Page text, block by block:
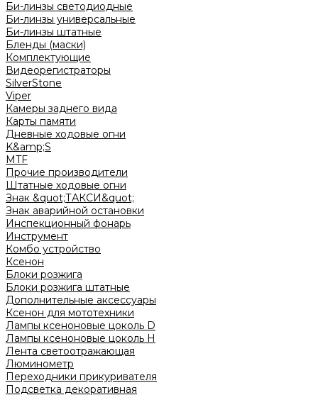
Би-линзы светодиодные
Би-линзы универсальные
Би-линзы штатные
Бленды (маски)
Комплектующие
Видеорегистраторы
SilverStone
Viper
Камеры заднего вида
Карты памяти
Дневные ходовые огни
K&amp;S
MTF
Прочие производители
Штатные ходовые огни
Знак &quot;ТАКСИ&quot;
Знак аварийной остановки
Инспекционный фонарь
Инструмент
Комбо устройство
Ксенон
Блоки розжига
Блоки розжига штатные
Дополнительные аксессуары
Ксенон для мототехники
Лампы ксеноновые цоколь D
Лампы ксеноновые цоколь H
Лента светоотражающая
Люминометр
Переходники прикуривателя
Подсветка декоративная